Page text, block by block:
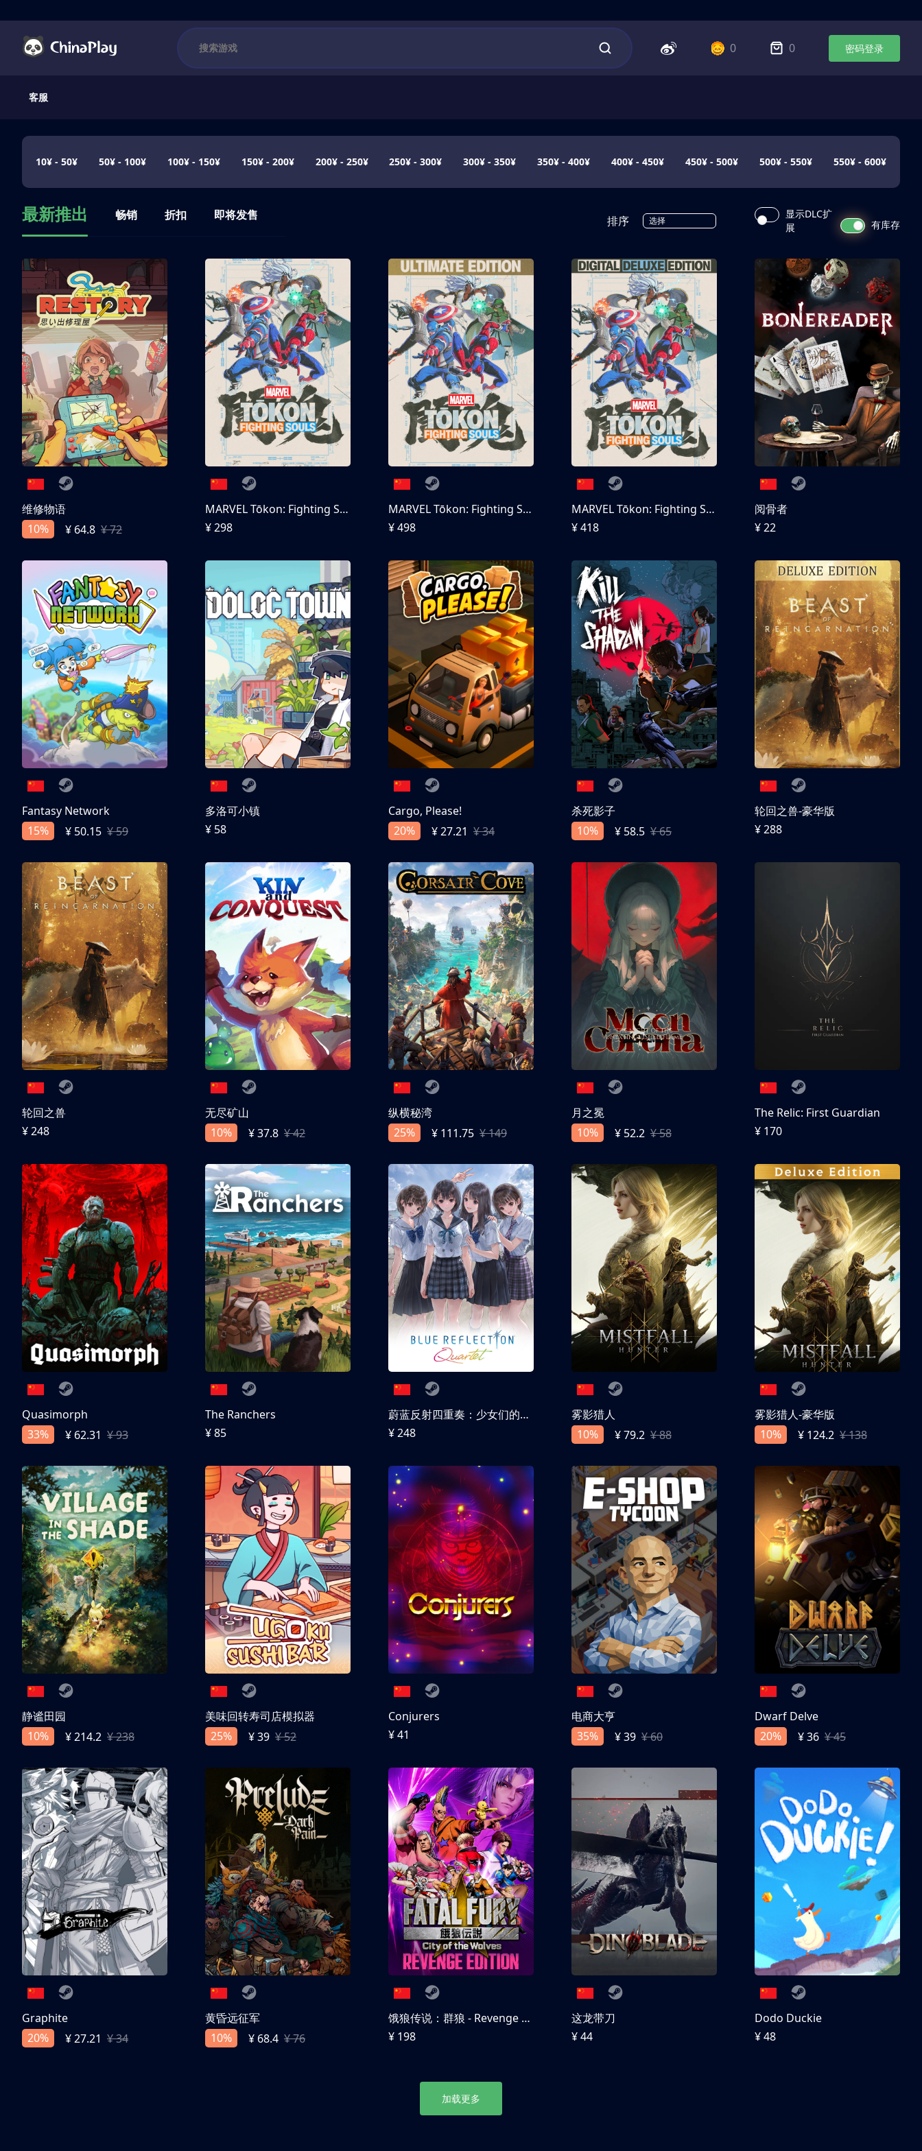
0 0 密码登录
客服
10¥ - 50¥ 50¥ - 100¥ 100¥ - 150¥ 150¥ - 200¥ 200¥ - 250¥ 250¥ - 300¥ 300¥ - 350¥ 350¥ - 400¥ 400¥ - 450¥ 450¥ - 500¥ 500¥ - 550¥ 550¥ - 600¥
最新推出 畅销 折扣 即将发售 排序 选择
显示DLC扩
展
有库存
维修物语
10%
¥ 64.8 ¥ 72
MARVEL Tōkon: Fighting Souls
¥ 298
MARVEL Tōkon: Fighting Souls 终极版
¥ 498
MARVEL Tōkon: Fighting Souls 数字豪华版
¥ 418
阅骨者
¥ 22
Fantasy Network
15%
¥ 50.15 ¥ 59
多洛可小镇
¥ 58
Cargo, Please!
20%
¥ 27.21 ¥ 34
杀死影子
10%
¥ 58.5 ¥ 65
轮回之兽-豪华版
¥ 288
轮回之兽
¥ 248
无尽矿山
10%
¥ 37.8 ¥ 42
纵横秘湾
25%
¥ 111.75 ¥ 149
月之冕
10%
¥ 52.2 ¥ 58
The Relic: First Guardian
¥ 170
Quasimorph
33%
¥ 62.31 ¥ 93
The Ranchers
¥ 85
蔚蓝反射四重奏：少女们的奇迹
¥ 248
雾影猎人
10%
¥ 79.2 ¥ 88
雾影猎人-豪华版
10%
¥ 124.2 ¥ 138
静谧田园
10%
¥ 214.2 ¥ 238
美味回转寿司店模拟器
25%
¥ 39 ¥ 52
Conjurers
¥ 41
电商大亨
35%
¥ 39 ¥ 60
Dwarf Delve
20%
¥ 36 ¥ 45
Graphite
20%
¥ 27.21 ¥ 34
黄昏远征军
10%
¥ 68.4 ¥ 76
饿狼传说：群狼 - Revenge Edition
¥ 198
这龙带刀
¥ 44
Dodo Duckie
¥ 48
加载更多